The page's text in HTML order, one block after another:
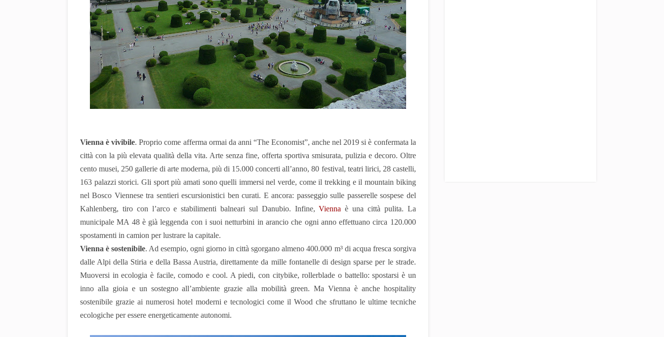
Vienna è vivibile. Proprio come afferma ormai da anni “The Economist”, anche nel 2019 si è confermata la
città con la più elevata qualità della vita. Arte senza fine, offerta sportiva smisurata, pulizia e decoro. Oltre
cento musei, 250 gallerie di arte moderna, più di 15.000 concerti all’anno, 80 festival, teatri lirici, 28 castelli,
163 palazzi storici. Gli sport più amati sono quelli immersi nel verde, come il trekking e il mountain biking
nel Bosco Viennese tra sentieri escursionistici ben curati. E ancora: passeggio sulle passerelle sospese del
Kahlenberg, tiro con l’arco e stabilimenti balneari sul Danubio. Infine,Vienna è una città pulita. La
municipale MA 48 è già leggenda con i suoi netturbini in arancio che ogni anno effettuano circa 120.000
spostamenti in camion per lustrare la capitale.
Vienna è sostenibile. Ad esempio, ogni giorno in città sgorgano almeno 400.000 m³ di acqua fresca sorgiva
dalle Alpi della Stiria e della Bassa Austria, direttamente da mille fontanelle di design sparse per le strade.
Muoversi in ecologia è facile, comodo e cool. A piedi, con citybike, rollerblade o battello: spostarsi è un
inno alla gioia e un sostegno all’ambiente grazie alla mobilità green. Ma Vienna è anche hospitality
sostenibile grazie ai numerosi hotel moderni e tecnologici come il Wood che sfruttano le ultime tecniche
ecologiche per essere energeticamente autonomi.